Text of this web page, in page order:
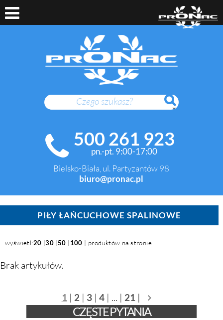
SZUKAJ
500 261 923
pn.-pt. 9:00-17:00
Bielsko-Biała, ul. Partyzantów 98
biuro@pronac.pl
PIŁY ŁAŃCUCHOWE SPALINOWE
wyświetl:20 |30 |50 |100 | produktów na stronie
Brak artykułów.
1 | 2 | 3| 4| ... | 21 |
CZĘSTE PYTANIA